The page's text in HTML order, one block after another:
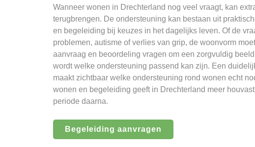
Wanneer wonen in Drechterland nog veel vraagt, kan
terugbrengen. De ondersteuning kan bestaan uit
en begeleiding bij keuzes in het dagelijks leven. Of de
problemen, autisme of verlies van grip, de woonvorm
aanvraag en beoordeling vragen om een zorgvuldig
wordt welke ondersteuning passend kan zijn. Een
maakt zichtbaar welke ondersteuning rond wonen echt
wonen en begeleiding geeft in Drechterland meer
periode daarna.
Begeleiding aanvragen